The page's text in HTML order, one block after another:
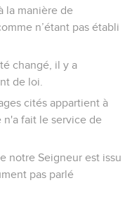
la manière de
n’étant pas établi
changé, il y a
de loi.
cités appartient à
n'a fait le service de
notre Seigneur est issu
pas parlé